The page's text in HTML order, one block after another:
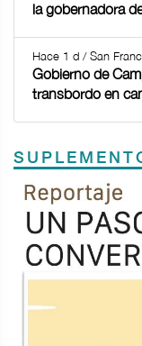
la gobernadora
Hace 1 d / San
Gobierno de
transbordo en
Previous